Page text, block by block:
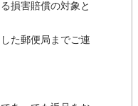
損害賠償の対象と
た郵便局までご連